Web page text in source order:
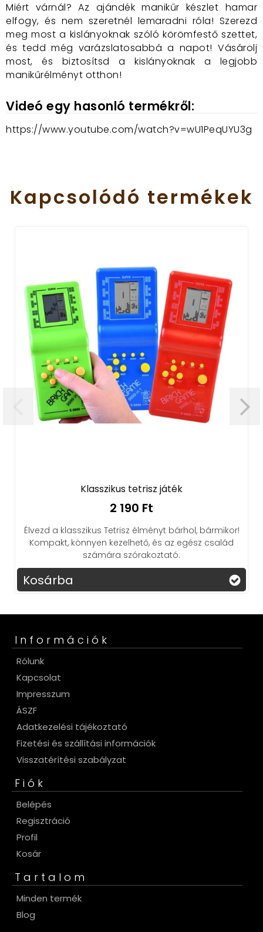
Miért várnál? Az ajándék manikűr készlet hamar
elfogy, és nem szeretnél lemaradni róla! Szerezd
meg most a kislányoknak szóló körömfestő szettet,
és tedd még varázslatosabbá a napot! Vásárolj
most, és biztosítsd a kislányoknak a legjobb
manikűrélményt otthon!
Videó egy hasonló termékről:
https://www.youtube.com/watch?v=wU1PeqUYU3g
Kapcsolódó termékek
Klasszikus tetrisz játék
2 190 Ft
a klasszikus Tetrisz élményt bárhol, bármikor!
Kompakt, könnyen kezelhető, és az egész család
számára szórakoztató.
Információk
Rólunk
Kapcsolat
Impresszum
ÁSZF
Adatkezelési tájékoztató
Fizetési és szállítási információk
Visszatérítési szabályzat
Fiók
Belépés
Regisztráció
Profil
Kosár
Tartalom
Minden termék
Blog